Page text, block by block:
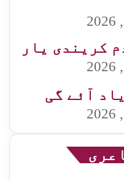
کریندی یار
آئے گی